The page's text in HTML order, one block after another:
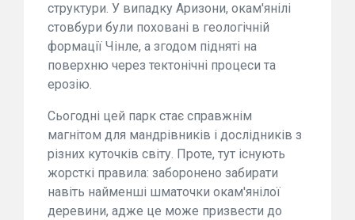
структури. У випадку Аризони, окам'янілі
стовбури були поховані в геологічній
формації Чінле, а згодом підняті на
поверхню через тектонічні процеси та
ерозію.
Сьогодні цей парк стає справжнім
магнітом для мандрівників і дослідників з
різних куточків світу. Проте, тут існують
жорсткі правила: заборонено забирати
навіть найменші шматочки окам'янілої
деревини, адже це може призвести до